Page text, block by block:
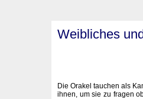
Weibliches
Die Orakel tauchen als
ihnen, um sie zu fragen